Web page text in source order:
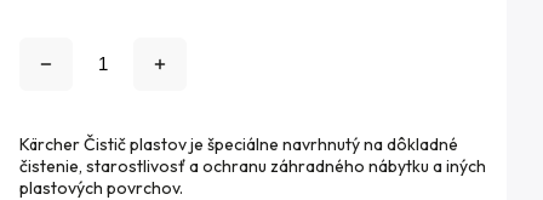
Kärcher Čistič plastov je špeciálne navrhnutý na dôkladné
čistenie, starostlivosť a ochranu záhradného nábytku a iných
plastových povrchov.